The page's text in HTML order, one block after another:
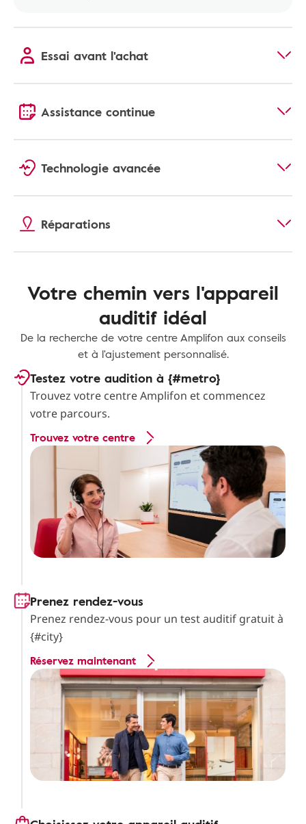
Essai avant l'achat
Assistance continue
Technologie avancée
Réparations
Votre chemin vers l'appareil
auditif idéal
De la recherche de votre centre Amplifon aux conseils
et à l'ajustement personnalisé.
Testez votre audition à {#metro}
Trouvez votre centre Amplifon et commencez
votre parcours.
Trouvez votre centre
Prenez rendez-vous
Prenez rendez-vous pour un test auditif gratuit à
{#city}
Réservez maintenant